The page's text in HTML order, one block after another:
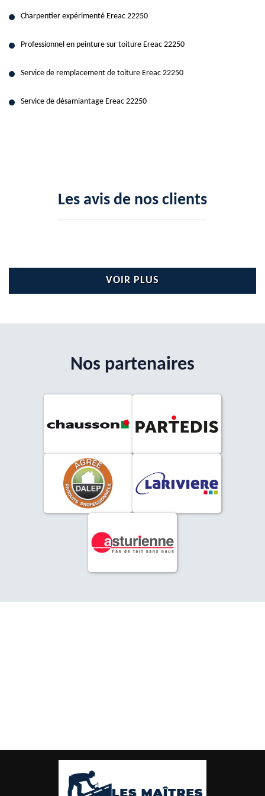
Charpentier expérimenté Ereac 22250
Professionnel en peinture sur toiture Ereac 22250
Service de remplacement de toiture Ereac 22250
Service de désamiantage Ereac 22250
Les avis de nos clients
VOIR PLUS
Nos partenaires